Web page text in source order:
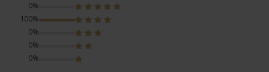
0%
100%
0%
0%
0%